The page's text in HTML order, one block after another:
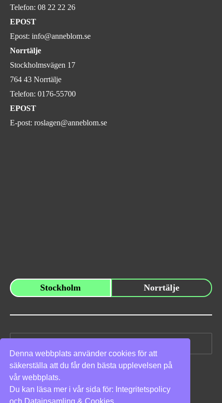
Denna webbplats använder cookies för att
säkerställa att du får den bästa upplevelsen på
vår webbplats.
Du kan läsa mer i vår sida för: Integritetspolicy
Telefon: 08 22 22 26
EPOST
Epost: info@anneblom.se
Norrtälje
Stockholmsvägen 17
764 43 Norrtälje
Telefon: 0176-55700
EPOST
E-post: roslagen@anneblom.se
Stockholm Norrtälje
Sök
efter:
Vi stöder